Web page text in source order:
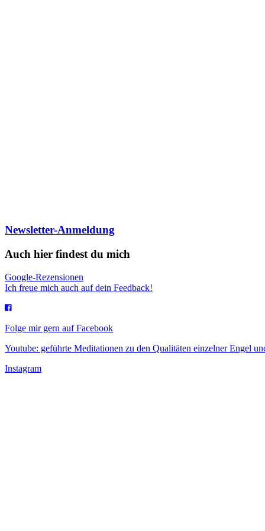
Newsletter-Anmeldung
Auch hier findest du mich
Google-Rezensionen
Ich freue mich auch auf dein Feedback!
Folge mir gern auf Facebook
Youtube: geführte Meditationen zu den Qualitäten einzelner Engel
Instagram